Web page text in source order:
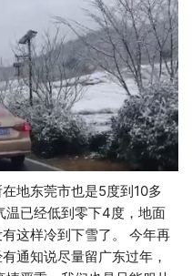
地东莞市也是5度到10多
温已经低到零下4度，地面
这样冷到下雪了。 今年再
通知说尽量留广东过年，